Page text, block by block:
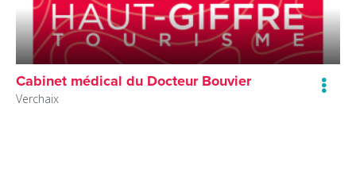
Cabinet médical du Docteur Bouvier
Verchaix